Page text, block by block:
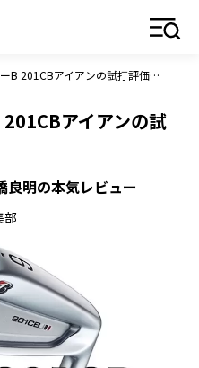
ブリヂストン ツアーB 201CBアイアンの試打評価レビュー
アイアンの試
良明の本気レビュー
部